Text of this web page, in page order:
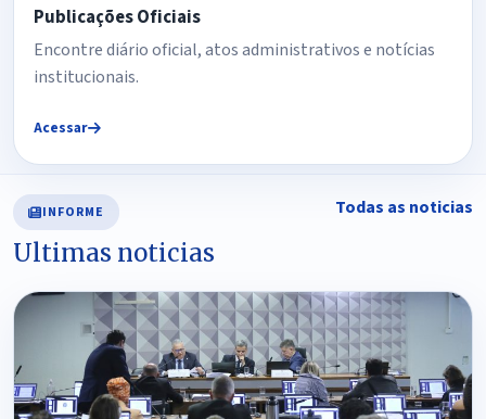
Publicações Oficiais
Encontre diário oficial, atos administrativos e notícias
institucionais.
Acessar
INFORME
Ultimas noticias
Todas as noticias